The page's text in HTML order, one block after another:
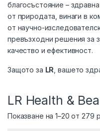
благосъстояние –
от природата, винаги в
от научно-
превъзходни решения за
качество и ефективност.
Защото за LR , вашето
LR Health &
Показване на 1–20 от 279